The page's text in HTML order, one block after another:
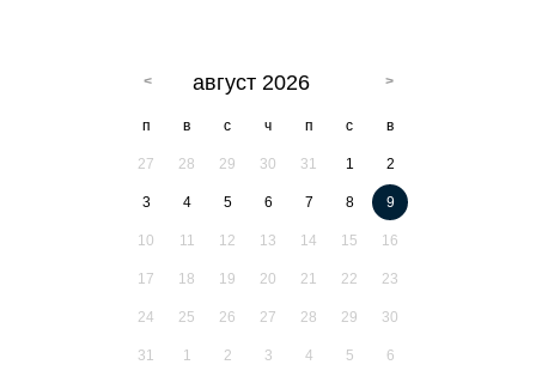
август 2026
п в с ч п с в
27 28 29 30 31 1 2
3 4 5 6 7 8 9
10 11 12 13 14 15 16
17 18 19 20 21 22 23
24 25 26 27 28 29 30
31 1 2 3 4 5 6